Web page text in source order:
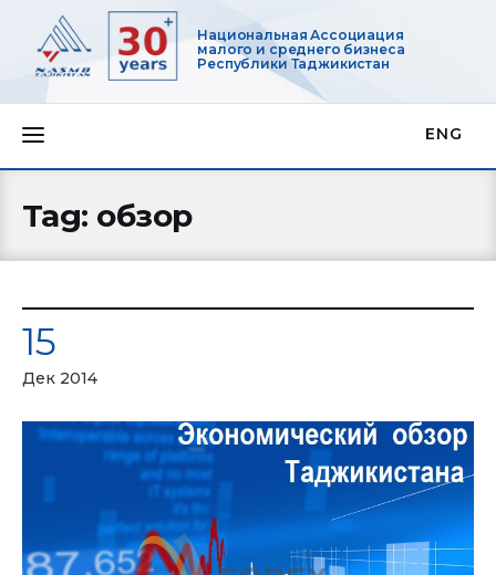
Национальная Ассоциация
малого и среднего бизнеса
Республики Таджикистан
ENG
Tag: обзор
Деятельность
Инфоресурсы
Контакты
15
Дек 2014